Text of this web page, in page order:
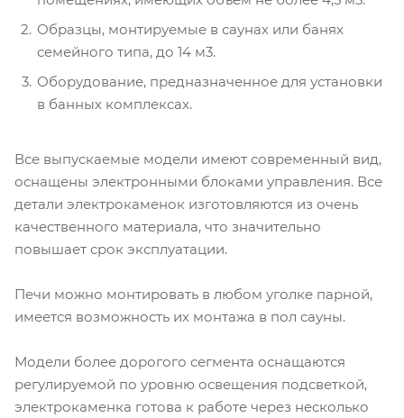
Образцы, монтируемые в саунах или банях
семейного типа, до 14 м3.
Оборудование, предназначенное для установки
в банных комплексах.
Все выпускаемые модели имеют современный вид,
оснащены электронными блоками управления. Все
детали электрокаменок изготовляются из очень
качественного материала, что значительно
повышает срок эксплуатации.
Печи можно монтировать в любом уголке парной,
имеется возможность их монтажа в пол сауны.
Модели более дорогого сегмента оснащаются
регулируемой по уровню освещения подсветкой,
электрокаменка готова к работе через несколько